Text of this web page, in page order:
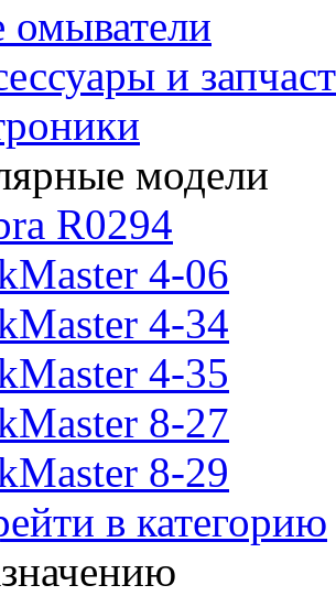
омыватели
и
модели
R0294
4-06
4-34
4-35
8-27
8-29
в категорию